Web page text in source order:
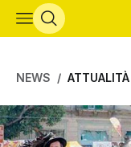
Vai al contenuto
NEWS ATTUALITÀ